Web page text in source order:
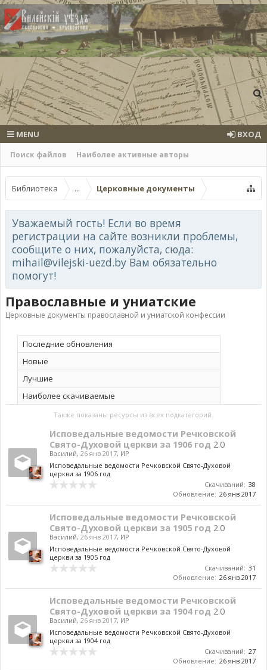
Поиск файлов Наиболее активные авторы
MENU ВХОД
Библиотека ... Церковные документы
Уважаемый гость! Если во время
регистрации на сайте возникли проблемы,
сообщите о них, пожалуйста, сюда:
mihail@vilejski-uezd.by Вам обязательно
помогут!
Православные и униатские
Церковные документы православной и униатской конфессии
Последние обновления
Новые
Лучшие
Наиболее скачиваемые
Также показаны ресурсы из всех подкатегорий.
Исповедальные ведомости Речковской
Свято-Духовой церкви за 1906 год 2.0
Василий, 26 янв 2017, ИР
Исповедальные ведомости Речковской Свято-Духовой
церкви за 1906 год
Скачиваний: 38
Обновление: 26 янв 2017
Исповедальные ведомости Речковской
Свято-Духовой церкви за 1905 год 2.0
Василий, 26 янв 2017, ИР
Исповедальные ведомости Речковской Свято-Духовой
церкви за 1905 год
Скачиваний: 31
Обновление: 26 янв 2017
Исповедальные ведомости Речковской
Свято-Духовой церкви за 1904 год 2.0
Василий, 26 янв 2017, ИР
Исповедальные ведомости Речковской Свято-Духовой
церкви за 1904 год
Скачиваний: 27
Обновление: 26 янв 2017